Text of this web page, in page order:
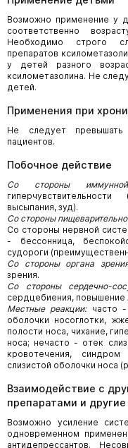
Возможно применение у
соответственно
Необходимо строго
препаратов
у детей разного
ксилометазолина. Не
детей.
Применения при
Не следует
пациентов.
Побочное действие
Со стороны
высыпания, зуд).
Со стороны
Со стороны нервной
- бессонница,
судороги
Со стороны органа
зрения.
Со стороны сердечно-
сердцебиения, повышение
Местные реакции:часто -
оболочки носоглотки,
полости носа, чихание,
носа; нечасто - отек
кровотечения,
слизистой оболочки носа
Взаимодействие с
препаратами и
Возможно усиление
одновременном
антидепрессантов.